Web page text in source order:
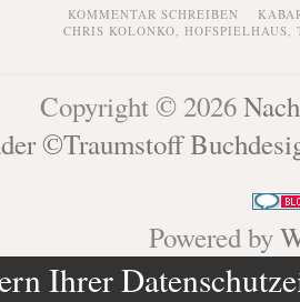
KOMMENTAR SCHREIBEN
CHRIS KOLONKO, HOFSPIELHAUS,
Copyright © 2026
©Traumstoff
Powered by
Ihrer